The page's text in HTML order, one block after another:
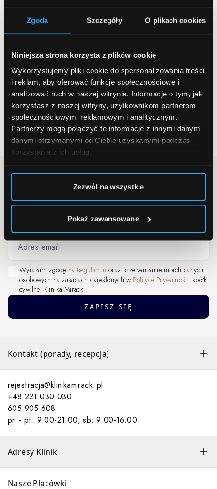
Zgoda Szczegóły O plikach cookies
Niniejsza strona korzysta z plików cookie
Wykorzystujemy pliki cookie do spersonalizowania treści
i reklam, aby oferować funkcje społecznościowe i
analizować ruch w naszej witrynie. Informacje o tym, jak
korzystasz z naszej witryny, użytkownikom partnerom
społecznościowym, reklamowym i analitycznym.
Partnerzy mogą połączyć te informacje z innymi danymi
danymi otrzymanymi od Ciebie uzyskanymi podczas
korzystania z ich usług.
Zezwól na wszystkie
Pokaż zawansowane
spróbuj depilacji laserowej. Gdyby w dalszym
ciągu Twoje starania zdawały się na nic - pójdź
do dermatologa. Przede wszystkim pamiętaj o
Możesz tym pogorszyć pojawiający się problem,
ale także doprowadzić do powstania blizny.
Polecane zabiegi:
Konsultacje specjalistyczne
Zapisz się do newslettera
Zapisz się do newslettera, aby zdobywać informacje o świetnych
Adres email
Wyrażam zgodę na Regulamin oraz przetwarzanie moich danych
osobowych na zasadach określonych w Polityce Prywatności spółki
cywilnej Klinika Miracki.
ZAPISZ SIĘ
Kontakt (porady, recepcja)
rejestracja@klinikamiracki.pl
+48 221 030 030
605 905 608
pn - pt: 9:00-21:00, sb: 9:00-16:00
Adresy Klinik
Nasze Placówki